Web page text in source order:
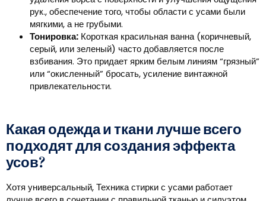
рук., обеспечение того, чтобы области с усами были
мягкими, а не грубыми.
Тонировка: Короткая красильная ванна (коричневый,
серый, или зеленый) часто добавляется после
взбивания. Это придает ярким белым линиям “грязный”
или “окисленный” бросать, усиление винтажной
привлекательности.
Какая одежда и ткани лучше всего
подходят для создания эффекта
усов?
Хотя универсальный, Техника стирки с усами работает